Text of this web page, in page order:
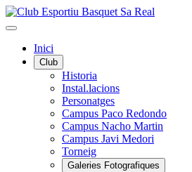
Inici
Club
Historia
Instal.lacions
Personatges
Campus Paco Redondo
Campus Nacho Martin
Campus Javi Medori
Torneig
Galeries Fotografiques